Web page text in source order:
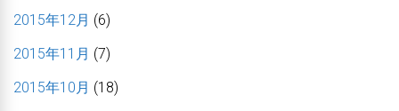
2015年12月 (6)
2015年11月 (7)
2015年10月 (18)